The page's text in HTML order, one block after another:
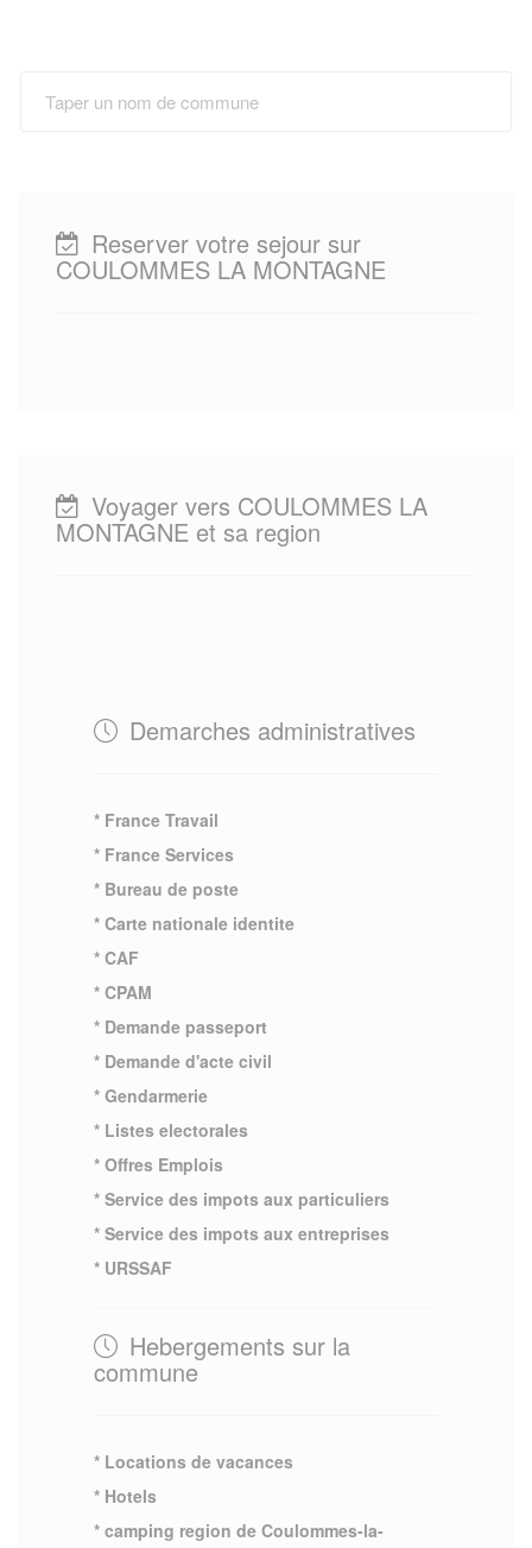
Reserver votre sejour sur
COULOMMES LA MONTAGNE
Voyager vers COULOMMES LA
MONTAGNE et sa region
Demarches administratives
* France Travail
* France Services
* Bureau de poste
* Carte nationale identite
* CAF
* CPAM
* Demande passeport
* Demande d'acte civil
* Gendarmerie
* Listes electorales
* Offres Emplois
* Service des impots aux particuliers
* Service des impots aux entreprises
* URSSAF
Hebergements sur la
commune
* Locations de vacances
* Hotels
* camping region de Coulommes-la-